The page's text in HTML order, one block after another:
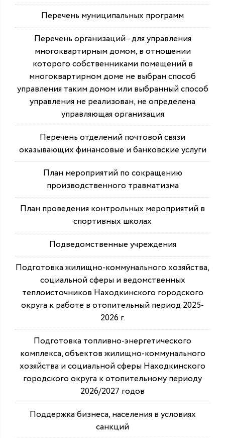
Перечень муниципальных программ
Перечень организаций - для управления
многоквартирным домом, в отношении
которого собственниками помещений в
многоквартирном доме не выбран способ
управления таким домом или выбранный способ
управления не реализован, не определена
управляющая организация
Перечень отделений почтовой связи
оказывающих финансовые и банковские услуги
План мероприятий по сокращению
производственного травматизма
План проведения контрольных мероприятий в
спортивных школах
Подведомственные учреждения
Подготовка жилищно-коммунального хозяйства,
социальной сферы и ведомственных
теплоисточников Находкинского городского
округа к работе в отопительный период 2025-
2026 г.
Подготовка топливно-энергетического
комплекса, объектов жилищно-коммунального
хозяйства и социальной сферы Находкинского
городского округа к отопительному периоду
2026/2027 годов
Поддержка бизнеса, населения в условиях
санкций